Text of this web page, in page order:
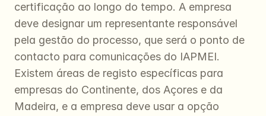
certificação ao longo do tempo. A empresa
deve designar um representante responsável
pela gestão do processo, que será o ponto de
contacto para comunicações do IAPMEI.
Existem áreas de registo específicas para
empresas do Continente, dos Açores e da
Madeira, e a empresa deve usar a opção